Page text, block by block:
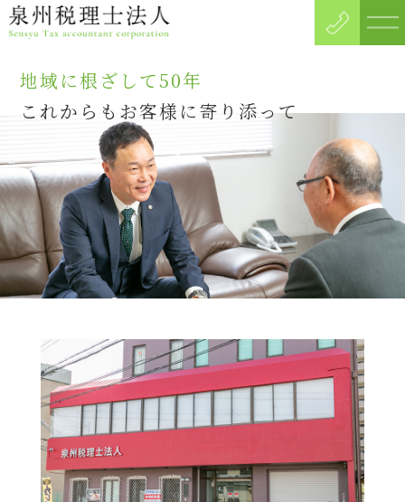
地域に根ざして50年
これからも お客様に寄り添って